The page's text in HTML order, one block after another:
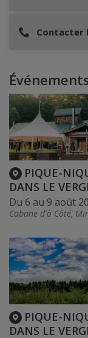
Contacter
PIQUE-
DANS LE
Du 6 au 9 août
Cabane d'à Côté,
PIQUE-
DANS LE